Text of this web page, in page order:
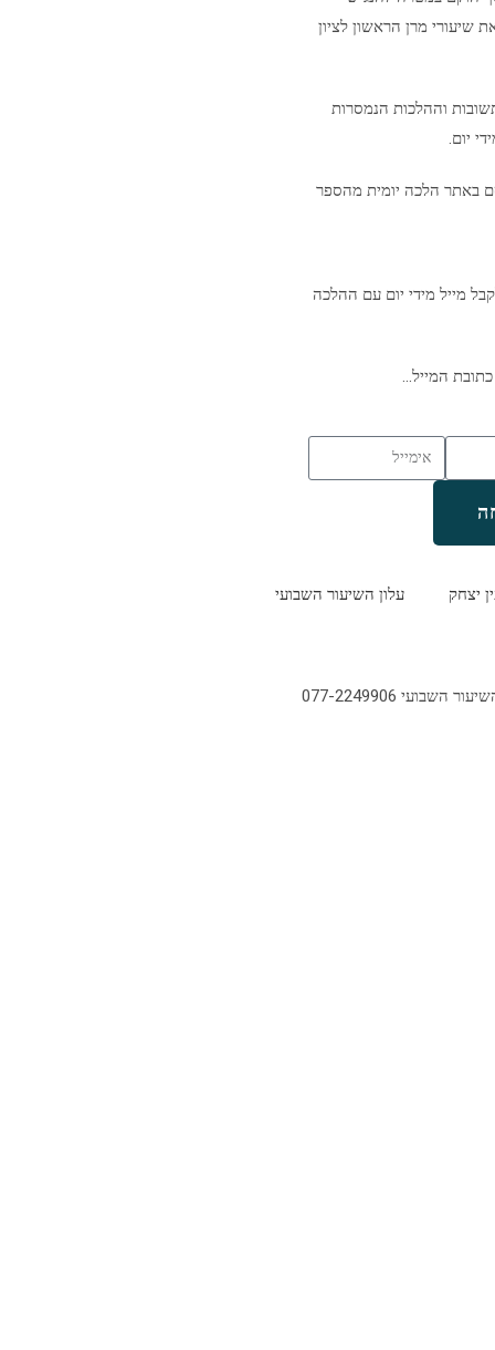
שיעורי מרן הראשון לציון
וההלכות הנמסרות
יום.
באתר הלכה יומית מהספר
מייל מידי יום עם ההלכה
המייל…
יצחק עלון השיעור השבועי